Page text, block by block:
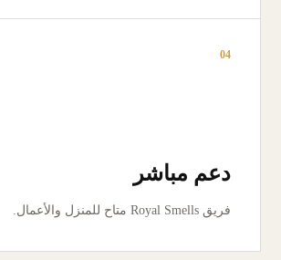
04
دعم مباشر
فريق Royal Smells متاح للمنزل والأعمال.